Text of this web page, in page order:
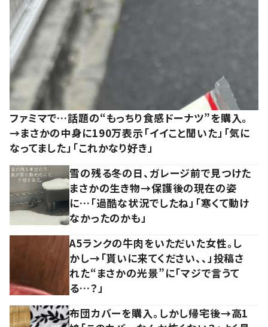
ファミマで…話題の“もっちり食感ドーナツ”を購入。
→まさかの中身に190万表示「イイこと聞いた」「気に
なってました」「これかなり好き」
雪の残る冬の日、ガレージ前で見つけた
まさかの生き物→保護後の現在の姿
に…「過酷な状況でしたね」「寒くて動け
なかったのかも」
A5ランクの牛肉をいただいた女性。し
かし→「貰いに来てください、、」投稿さ
れた“まさかの光景”に「マジで言うて
る…？」
布団カバーを購入。しかし帰宅後→高1